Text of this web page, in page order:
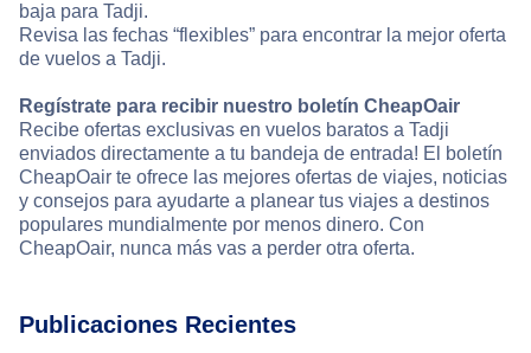
baja para Tadji.
Revisa las fechas “flexibles” para encontrar la mejor oferta
de vuelos a Tadji.
Regístrate para recibir nuestro boletín CheapOair
Recibe ofertas exclusivas en vuelos baratos a Tadji
enviados directamente a tu bandeja de entrada! El boletín
CheapOair te ofrece las mejores ofertas de viajes, noticias
y consejos para ayudarte a planear tus viajes a destinos
populares mundialmente por menos dinero. Con
CheapOair, nunca más vas a perder otra oferta.
Publicaciones Recientes